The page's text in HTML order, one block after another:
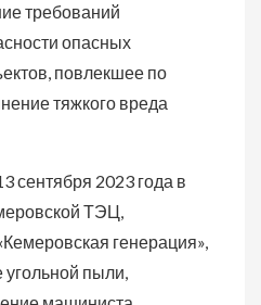
требований
опасных
повлекшее по
тяжкого вреда
сентября 2023 года в
ТЭЦ,
генерация»,
угольной пыли,